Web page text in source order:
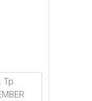
Tp.